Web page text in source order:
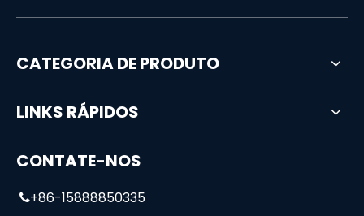
CATEGORIA DE PRODUTO
LINKS RÁPIDOS
CONTATE-NOS
+86-15888850335